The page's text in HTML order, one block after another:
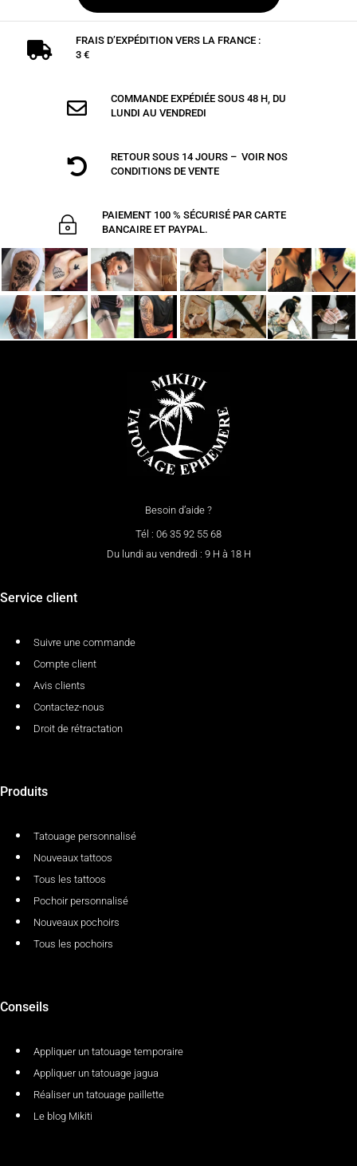

FRAIS D’EXPÉDITION VERS LA FRANCE :
3 €

COMMANDE EXPÉDIÉE SOUS 48 H, DU
LUNDI AU VENDREDI

RETOUR SOUS 14 JOURS – VOIR NOS
CONDITIONS DE VENTE
~
PAIEMENT 100 % SÉCURISÉ PAR CARTE
BANCAIRE ET PAYPAL.
Besoin d’aide ?
Tél : 06 35 92 55 68
Du lundi au vendredi : 9 H à 18 H
Service client
Suivre une commande
Compte client
Avis clients
Contactez-nous
Droit de rétractation
Produits
Tatouage personnalisé
Nouveaux tattoos
Tous les tattoos
Pochoir personnalisé
Nouveaux pochoirs
Tous les pochoirs
Conseils
Appliquer un tatouage temporaire
Appliquer un tatouage jagua
Réaliser un tatouage paillette
Le blog Mikiti